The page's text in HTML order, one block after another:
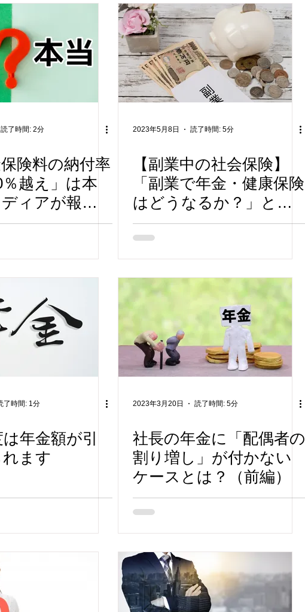
読了時間: 2分
険料の納付率
％越え」は本
ィアが報じ
金統計のカ
2023年5月8日 読了時間: 5分
【副業中の社会保険】
「副業で年金・健康保険
はどうなるか？」と問
われたら何と答えれば
よい
了時間: 1分
年金額が引
ます
2023年3月20日 読了時間: 5分
社長の年金に「配偶者の
割り増し」が付かない
ケースとは？（前編）